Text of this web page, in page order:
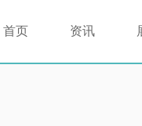
首页 资讯